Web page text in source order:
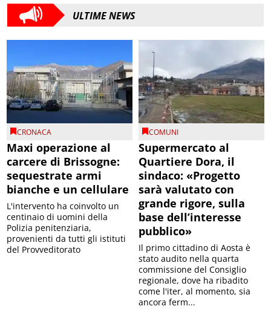
ULTIME NEWS
CRONACA
Maxi operazione al
carcere di Brissogne:
sequestrate armi
bianche e un cellulare
L'intervento ha coinvolto un
centinaio di uomini della
Polizia penitenziaria,
provenienti da tutti gli istituti
del Provveditorato
COMUNI
Supermercato al
Quartiere Dora, il
sindaco: «Progetto
sarà valutato con
grande rigore, sulla
base dell’interesse
pubblico»
Il primo cittadino di Aosta è
stato audito nella quarta
commissione del Consiglio
regionale, dove ha ribadito
come l'iter, al momento, sia
ancora ferm...